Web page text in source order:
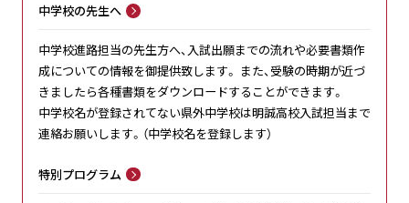
中学校の先生へ
中学校進路担当の先生方へ、入試出願までの流れや必要書類作
成についての情報を御提供致します。 また、受験の時期が近づ
きましたら各種書類をダウンロードすることができます。
中学校名が登録されてない県外中学校は明誠高校入試担当まで
連絡お願いします。（中学校名を登録します）
特別プログラム